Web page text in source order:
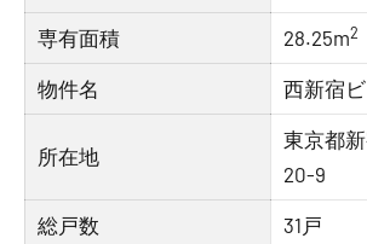
専有面積 28.25m2
物件名 西新宿
所在地
東京都
20-9
総戸数 31戸